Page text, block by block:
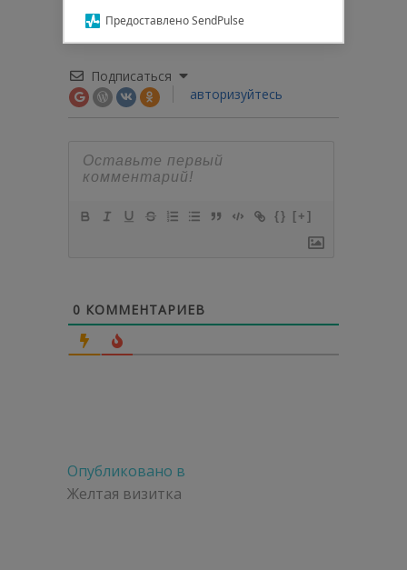
Подписаться
авторизуйтесь
{} [+]
0 КОММЕНТАРИЕВ
Навигация
по
Опубликовано в
Желтая визитка
Предоставлено SendPulse